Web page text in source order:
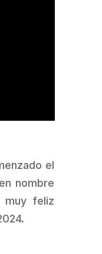
el
nombre
muy feliz